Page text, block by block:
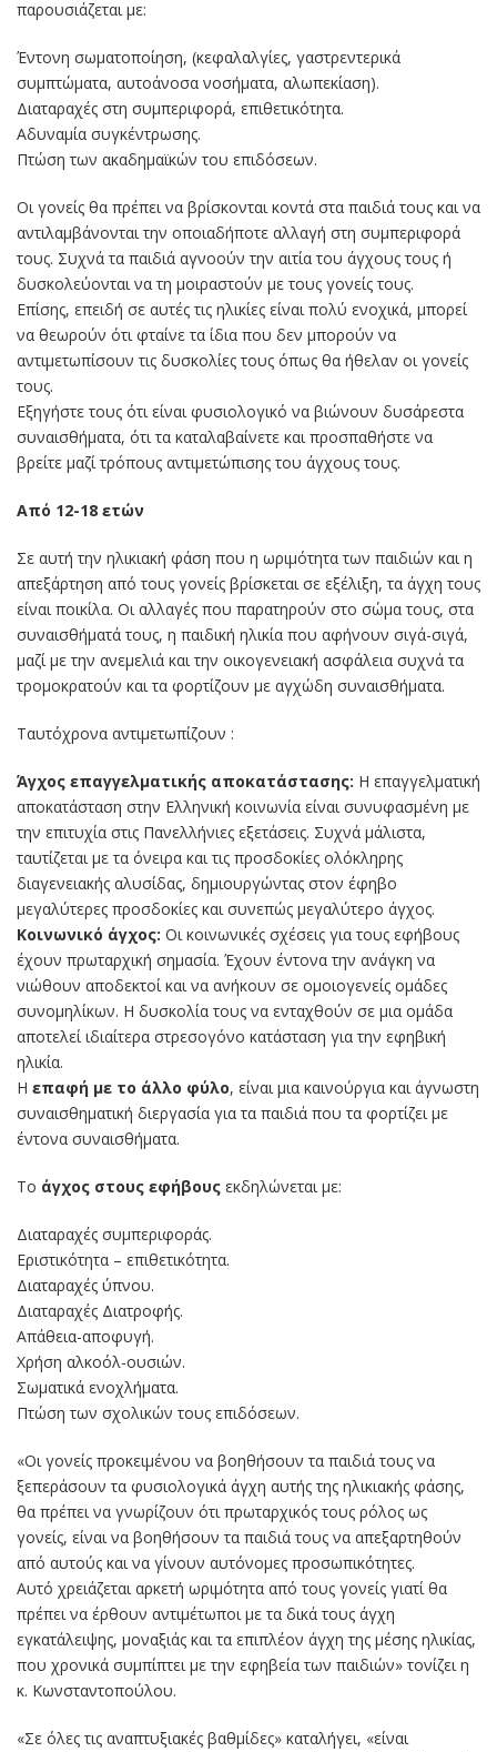
παρουσιάζεται με:
Έντονη σωματοποίηση, (κεφαλαλγίες, γαστρεντερικά
συμπτώματα, αυτοάνοσα νοσήματα, αλωπεκίαση).
Διαταραχές στη συμπεριφορά, επιθετικότητα.
Αδυναμία συγκέντρωσης.
Πτώση των ακαδημαϊκών του επιδόσεων.
Οι γονείς θα πρέπει να βρίσκονται κοντά στα παιδιά τους και να
αντιλαμβάνονται την οποιαδήποτε αλλαγή στη συμπεριφορά
τους. Συχνά τα παιδιά αγνοούν την αιτία του άγχους τους ή
δυσκολεύονται να τη μοιραστούν με τους γονείς τους.
Επίσης, επειδή σε αυτές τις ηλικίες είναι πολύ ενοχικά, μπορεί
να θεωρούν ότι φταίνε τα ίδια που δεν μπορούν να
αντιμετωπίσουν τις δυσκολίες τους όπως θα ήθελαν οι γονείς
τους.
Εξηγήστε τους ότι είναι φυσιολογικό να βιώνουν δυσάρεστα
συναισθήματα, ότι τα καταλαβαίνετε και προσπαθήστε να
βρείτε μαζί τρόπους αντιμετώπισης του άγχους τους.
Από 12-18 ετών
Σε αυτή την ηλικιακή φάση που η ωριμότητα των παιδιών και η
απεξάρτηση από τους γονείς βρίσκεται σε εξέλιξη, τα άγχη τους
είναι ποικίλα. Οι αλλαγές που παρατηρούν στο σώμα τους, στα
συναισθήματά τους, η παιδική ηλικία που αφήνουν σιγά-σιγά,
μαζί με την ανεμελιά και την οικογενειακή ασφάλεια συχνά τα
τρομοκρατούν και τα φορτίζουν με αγχώδη συναισθήματα.
Ταυτόχρονα αντιμετωπίζουν :
Άγχος επαγγελματικής αποκατάστασης: Η επαγγελματική
αποκατάσταση στην Ελληνική κοινωνία είναι συνυφασμένη με
την επιτυχία στις Πανελλήνιες εξετάσεις. Συχνά μάλιστα,
ταυτίζεται με τα όνειρα και τις προσδοκίες ολόκληρης
διαγενειακής αλυσίδας, δημιουργώντας στον έφηβο
μεγαλύτερες προσδοκίες και συνεπώς μεγαλύτερο άγχος.
Κοινωνικό άγχος: Oι κοινωνικές σχέσεις για τους εφήβους
έχουν πρωταρχική σημασία. Έχουν έντονα την ανάγκη να
νιώθουν αποδεκτοί και να ανήκουν σε ομοιογενείς ομάδες
συνομηλίκων. Η δυσκολία τους να ενταχθούν σε μια ομάδα
αποτελεί ιδιαίτερα στρεσογόνο κατάσταση για την εφηβική
ηλικία.
Η επαφή με το άλλο φύλο, είναι μια καινούργια και άγνωστη
συναισθηματική διεργασία για τα παιδιά που τα φορτίζει με
έντονα συναισθήματα.
Το άγχος στους εφήβους εκδηλώνεται με:
Διαταραχές συμπεριφοράς.
Εριστικότητα – επιθετικότητα.
Διαταραχές ύπνου.
Διαταραχές Διατροφής.
Απάθεια-αποφυγή.
Χρήση αλκοόλ-ουσιών.
Σωματικά ενοχλήματα.
Πτώση των σχολικών τους επιδόσεων.
«Οι γονείς προκειμένου να βοηθήσουν τα παιδιά τους να
ξεπεράσουν τα φυσιολογικά άγχη αυτής της ηλικιακής φάσης,
θα πρέπει να γνωρίζουν ότι πρωταρχικός τους ρόλος ως
γονείς, είναι να βοηθήσουν τα παιδιά τους να απεξαρτηθούν
από αυτούς και να γίνουν αυτόνομες προσωπικότητες.
Αυτό χρειάζεται αρκετή ωριμότητα από τους γονείς γιατί θα
πρέπει να έρθουν αντιμέτωποι με τα δικά τους άγχη
εγκατάλειψης, μοναξιάς και τα επιπλέον άγχη της μέσης ηλικίας,
που χρονικά συμπίπτει με την εφηβεία των παιδιών» τονίζει η
κ. Κωνσταντοπούλου.
«Σε όλες τις αναπτυξιακές βαθμίδες» καταλήγει, «είναι